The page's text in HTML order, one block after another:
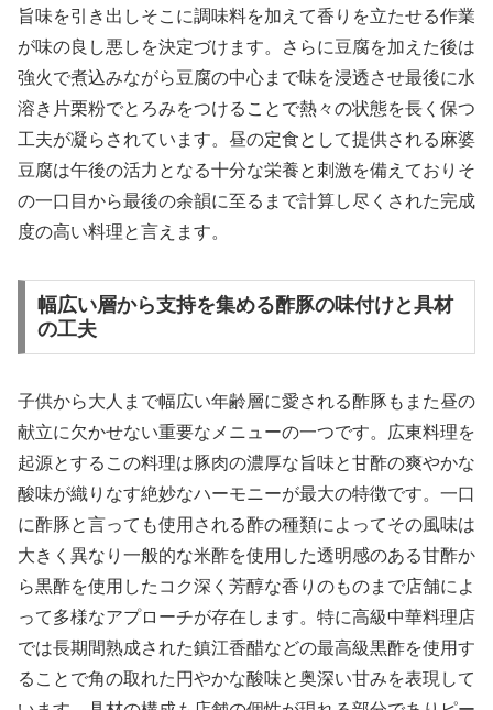
旨味を引き出しそこに調味料を加えて香りを立たせる作業
が味の良し悪しを決定づけます。さらに豆腐を加えた後は
強火で煮込みながら豆腐の中心まで味を浸透させ最後に水
溶き片栗粉でとろみをつけることで熱々の状態を長く保つ
工夫が凝らされています。昼の定食として提供される麻婆
豆腐は午後の活力となる十分な栄養と刺激を備えておりそ
の一口目から最後の余韻に至るまで計算し尽くされた完成
度の高い料理と言えます。
幅広い層から支持を集める酢豚の味付けと具材
の工夫
子供から大人まで幅広い年齢層に愛される酢豚もまた昼の
献立に欠かせない重要なメニューの一つです。広東料理を
起源とするこの料理は豚肉の濃厚な旨味と甘酢の爽やかな
酸味が織りなす絶妙なハーモニーが最大の特徴です。一口
に酢豚と言っても使用される酢の種類によってその風味は
大きく異なり一般的な米酢を使用した透明感のある甘酢か
ら黒酢を使用したコク深く芳醇な香りのものまで店舗によ
って多様なアプローチが存在します。特に高級中華料理店
では長期間熟成された鎮江香醋などの最高級黒酢を使用す
ることで角の取れた円やかな酸味と奥深い甘みを表現して